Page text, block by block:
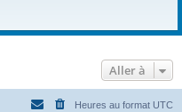
r
Aller à
Heures au format UTC